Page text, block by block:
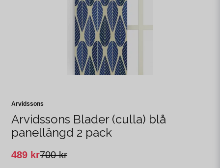
Arvidssons
Arvidssons Blader (culla) blå
panellängd 2 pack
700 kr
489 kr